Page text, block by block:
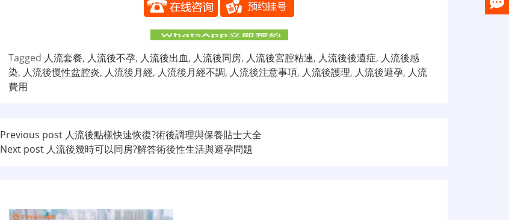
Tagged 人流套餐, 人流後不孕, 人流後出血, 人流後同房, 人流後宮腔粘連, 人流後後遺症, 人流後感
染, 人流後慢性盆腔炎, 人流後月經, 人流後月經不調, 人流後注意事項, 人流後護理, 人流後避孕, 人流
費用
文
章
航
Previous post 人流後點樣快速恢復?術後調理與保養貼士大全
Next post 人流後幾時可以同房?解答術後性生活與避孕問題